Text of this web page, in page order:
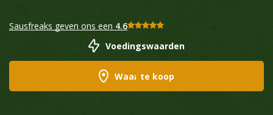
Sausfreaks geven ons een 4.6
Voedingswaarden
Waar te koop